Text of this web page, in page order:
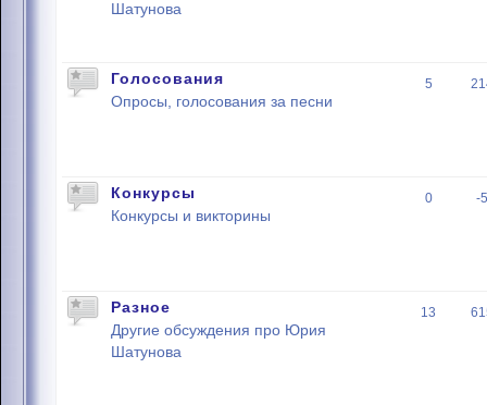
Шатунова
Голосования
Опросы, голосования за песни
5
Конкурсы
Конкурсы и викторины
0 -
Разное
Другие обсуждения про Юрия
Шатунова
13